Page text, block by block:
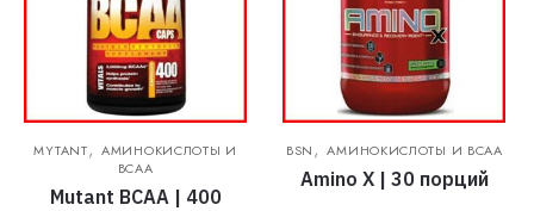
MYTANT,АМИНОКИСЛОТЫ И
BCAA
Mutant BCAA | 400
BSN,АМИНОКИСЛОТЫ И BCAA
Amino X | 30 порций